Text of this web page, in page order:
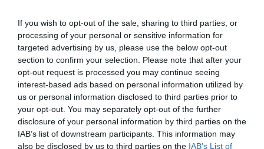
If you wish to opt-out of the sale, sharing to third parties, or
processing of your personal or sensitive information for
targeted advertising by us, please use the below opt-out
section to confirm your selection. Please note that after your
opt-out request is processed you may continue seeing
interest-based ads based on personal information utilized by
us or personal information disclosed to third parties prior to
your opt-out. You may separately opt-out of the further
disclosure of your personal information by third parties on the
IAB’s list of downstream participants. This information may
also be disclosed by us to third parties on the IAB’s List of
Se souvenir de moi
Se connecter
Vous n'avez pas de compte ?